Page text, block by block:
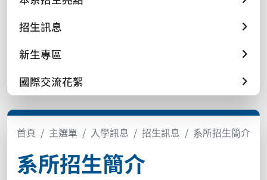
招生訊息
新生專區
國際交流花絮
首頁 主選單 入學訊息 招生訊息 系所招生簡介
系所招生簡介